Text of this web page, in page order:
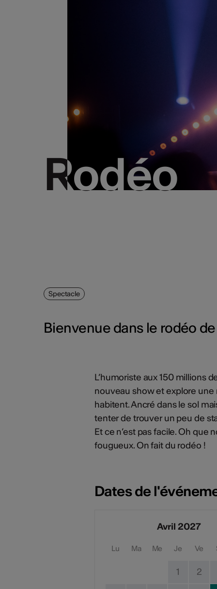
Rodéo
Rodéo
Spectacle
Bienvenue dans le rodéo
L’humoriste aux 150 millions
nouveau show et explore
habitent. Ancré dans le sol
tenter de trouver un peu de
Et ce n’est pas facile. Oh que
fougueux. On fait du rodéo !
Dates de
Avril 2027
Lu Ma Me Je Ve
1 2